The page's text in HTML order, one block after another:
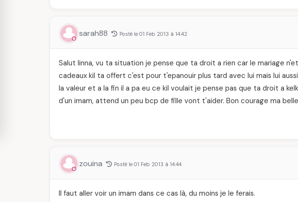
sarah88 Posté le 01 Feb 2013 à 14:42
Salut linna, vu ta situation je pense que ta droit a rien car le mariage
cadeaux kil ta offert c'est pour t'epanouir plus tard avec lui mais lui
la valeur et a la fin il a pa eu ce kil voulait je pense pas que ta droit a
d'un imam, attend un peu bcp de fille vont t'aider. Bon courage ma belle
zouina Posté le 01 Feb 2013 à 14:44
Il faut aller voir un imam dans ce cas là, du moins je le ferais.